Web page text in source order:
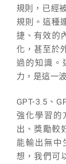
規則，已經
規則。這種
捷、有效的
化，甚至於
過的知識。
力，是這一
GPT-3.5、
強化學習的
出、獎勵較
能輸出無中
想，我們可